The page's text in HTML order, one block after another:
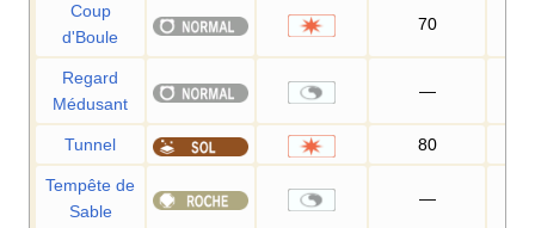
Coup
d'Boule
70
Regard
Médusant
—
Tunnel 80
Tempête de
Sable
—